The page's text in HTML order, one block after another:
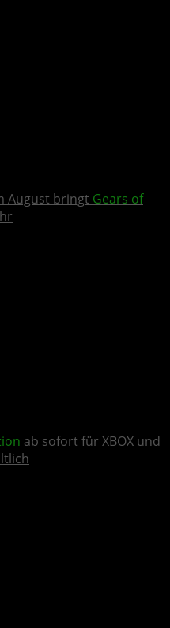
August bringt Gears of
ab sofort für XBOX und